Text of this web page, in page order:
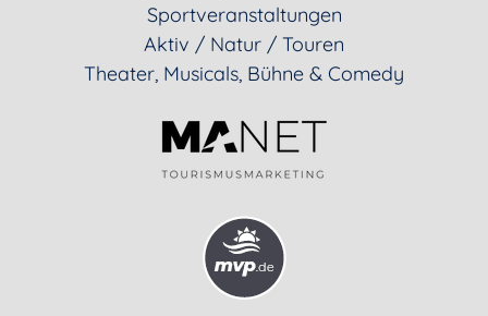
Sportveranstaltungen
Aktiv / Natur / Touren
Theater, Musicals, Bühne & Comedy